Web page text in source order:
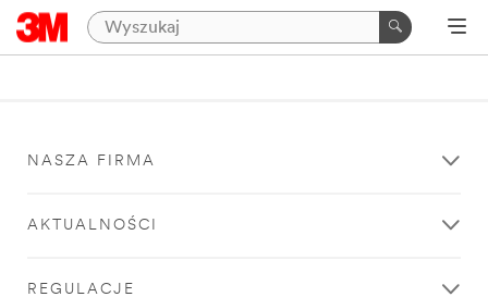
NASZA FIRMA
AKTUALNOŚCI
REGULACJE